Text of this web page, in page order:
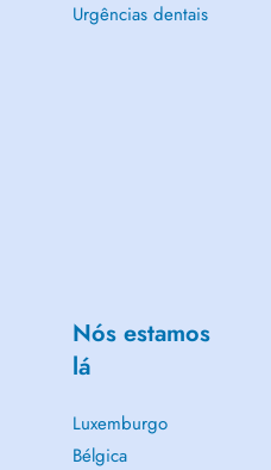
Urgências dentais
Nós estamos
lá
Luxemburgo
Bélgica